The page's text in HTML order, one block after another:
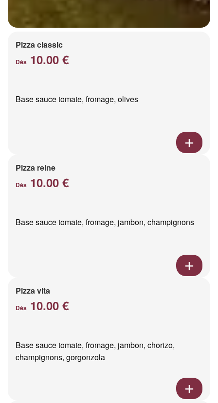
Pizza classic
Dès 10.00 €
Base sauce tomate, fromage, olives
Pizza reine
Dès 10.00 €
Base sauce tomate, fromage, jambon, champignons
Pizza vita
Dès 10.00 €
Base sauce tomate, fromage, jambon, chorizo,
champignons, gorgonzola